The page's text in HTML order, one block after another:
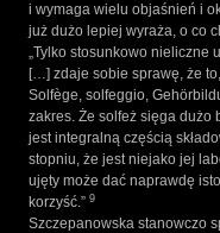
i wymaga wielu objaśnień i
już dużo lepiej wyraża, o co
„Tylko stosunkowo nieliczne
[…] zdaje sobie sprawę, że
Solfège, solfeggio,
zakres. Że solfeż sięga dużo
jest integralną częścią
stopniu, że jest niejako jej
ujęty może dać naprawdę
korzyść.” 9
Szczepanowska stanowczo